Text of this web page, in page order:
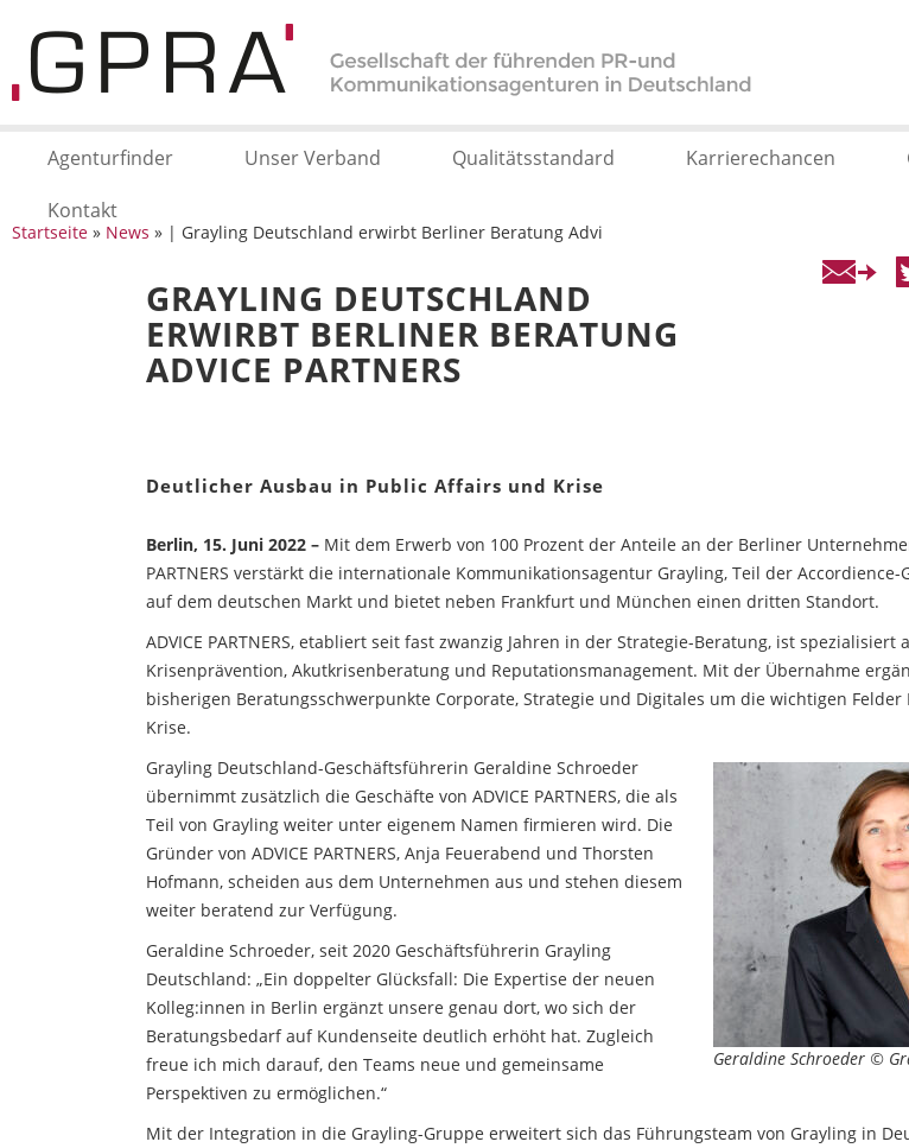
Agenturfinder Unser Verband Qualitätsstandard Karrierechancen
Kontakt
Startseite » News » | Grayling Deutschland erwirbt Berliner Beratung Advi
GRAYLING DEUTSCHLAND
ERWIRBT BERLINER BERATUNG
ADVICE PARTNERS
Deutlicher Ausbau in Public Affairs und Krise
Berlin, 15. Juni 2022 –Mit dem Erwerb von 100 Prozent der Anteile an der Berliner
PARTNERS verstärkt die internationale Kommunikationsagentur Grayling, Teil der
auf dem deutschen Markt und bietet neben Frankfurt und München einen dritten Standort.
ADVICE PARTNERS, etabliert seit fast zwanzig Jahren in der Strategie-Beratung, ist spezialisiert
Krisenprävention, Akutkrisenberatung und Reputationsmanagement. Mit der Übernahme
bisherigen Beratungsschwerpunkte Corporate, Strategie und Digitales um die wichtigen
Krise.
Geraldine Schroeder ©
Grayling Deutschland-Geschäftsführerin Geraldine Schroeder
übernimmt zusätzlich die Geschäfte von ADVICE PARTNERS, die als
Teil von Grayling weiter unter eigenem Namen firmieren wird. Die
Gründer von ADVICE PARTNERS, Anja Feuerabend und Thorsten
Hofmann, scheiden aus dem Unternehmen aus und stehen diesem
weiter beratend zur Verfügung.
Geraldine Schroeder, seit 2020 Geschäftsführerin Grayling
Deutschland: „Ein doppelter Glücksfall: Die Expertise der neuen
Kolleg:innen in Berlin ergänzt unsere genau dort, wo sich der
Beratungsbedarf auf Kundenseite deutlich erhöht hat. Zugleich
freue ich mich darauf, den Teams neue und gemeinsame
Perspektiven zu ermöglichen.“
Mit der Integration in die Grayling-Gruppe erweitert sich das Führungsteam von Grayling in